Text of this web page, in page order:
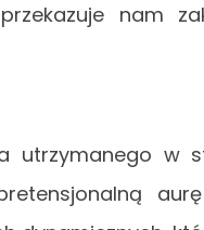
nam
utrzymanego w